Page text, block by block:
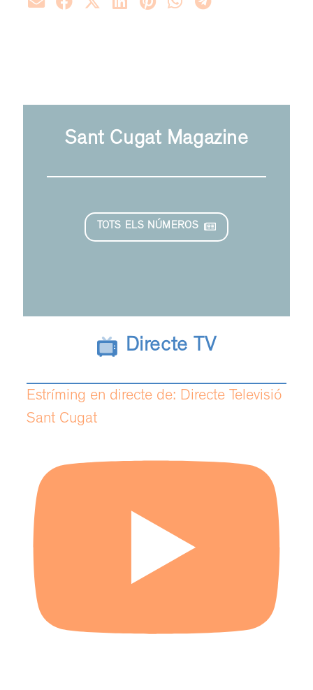
Sant Cugat Magazine
TOTS ELS NÚMEROS
Directe TV
Estríming en directe de: Directe Televisió
Sant Cugat